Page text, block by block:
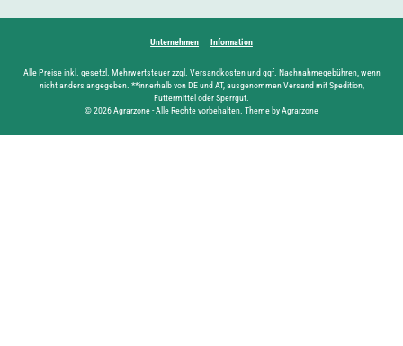
Unternehmen Information
Alle Preise inkl. gesetzl. Mehrwertsteuer zzgl. Versandkostenund ggf. Nachnahmegebühren, wenn
nicht anders angegeben. **innerhalb von DE und AT, ausgenommen Versand mit Spedition,
Futtermittel oder Sperrgut.
© 2026 Agrarzone - Alle Rechte vorbehalten. Theme by Agrarzone